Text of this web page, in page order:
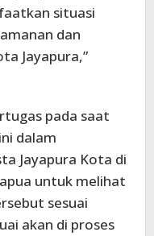
situasi
dan
Jayapura,”
pada saat
dalam
Jayapura Kota di
untuk melihat
sesuai
akan di proses